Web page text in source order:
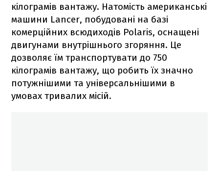
кілограмів вантажу. Натомість американські
машини Lancer, побудовані на базі
комерційних всюдиходів Polaris, оснащені
двигунами внутрішнього згоряння. Це
дозволяє їм транспортувати до 750
кілограмів вантажу, що робить їх значно
потужнішими та універсальнішими в
умовах тривалих місій.